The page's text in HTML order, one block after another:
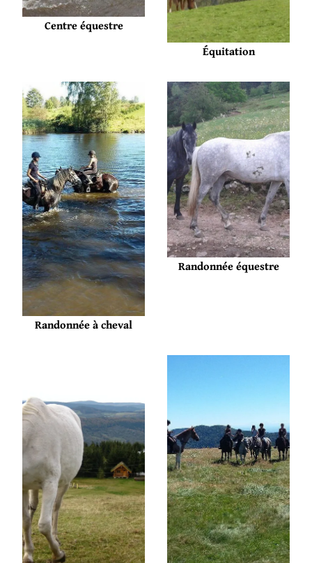
Centre équestre
Équitation
Randonnée à cheval
Randonnée équestre